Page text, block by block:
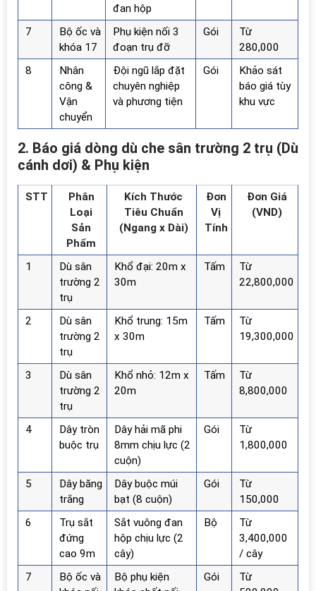
đan hộp
7
Bộ ốc và
khóa 17
Phụ kiện nối 3
đoạn trụ đỡ
Gói
Từ
280,000
8
Nhân
công &
Vận
chuyển
Đội ngũ lắp đặt
chuyên nghiệp
và phương tiện
Gói
Khảo sát
báo giá tùy
khu vực
2. Báo giá dòng dù che sân trường 2 trụ (Dù
cánh dơi) & Phụ kiện
STT
Phân
Loại
Sản
Phẩm
Kích Thước
Tiêu Chuẩn
(Ngang x Dài)
Đơn
Vị
Tính
Đơn Giá
(VND)
1
Dù sân
trường 2
trụ
Khổ đại: 20m x
30m
Tấm
Từ
22,800,000
2
Dù sân
trường 2
trụ
Khổ trung: 15m
x 30m
Tấm
Từ
19,300,000
3
Dù sân
trường 2
trụ
Khổ nhỏ: 12m x
20m
Tấm
Từ
8,800,000
4
Dây tròn
buộc trụ
Dây hải mã phi
8mm chịu lực (2
cuộn)
Gói
Từ
1,800,000
5
Dây băng
trắng
Dây buộc múi
bạt (8 cuộn)
Gói
Từ
150,000
6
Trụ sắt
đứng
cao 9m
Sắt vuông đan
hộp chịu lực (2
cây)
Bộ
Từ
3,400,000
/ cây
7
Bộ ốc và
Bộ phụ kiện
Gói
Từ